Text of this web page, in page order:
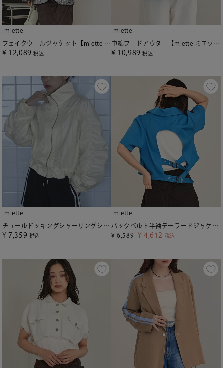
miette
フェイクウールジャケット【miette ミエット】
¥ 12,089 税込
miette
中綿フードアウター【miette ミエット】
¥ 10,989 税込
miette
チュールドッキングシャーリングショートブルゾン【miette ミエット】
¥ 7,359 税込
miette
バックベルト半袖テーラードジャケット【miette ミエット】【メール便可／85】
¥ 6,589 ¥ 4,612 税込